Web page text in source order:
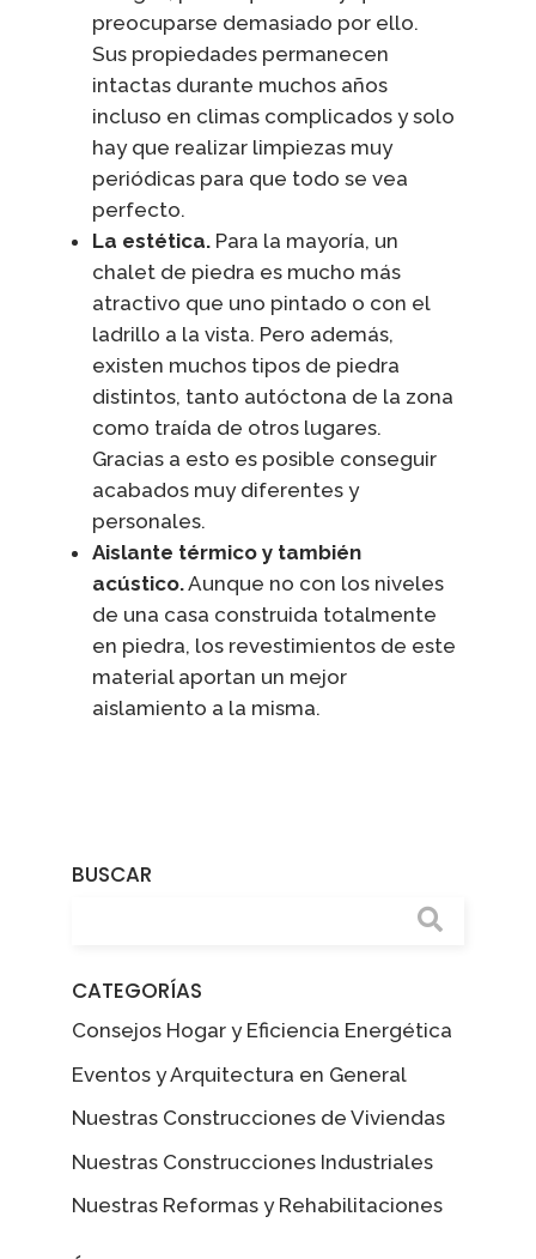
preocuparse demasiado por ello.
Sus propiedades permanecen
intactas durante muchos años
incluso en climas complicados y solo
hay que realizar limpiezas muy
periódicas para que todo se vea
perfecto.
La estética.Para la mayoría, un
chalet de piedra es mucho más
atractivo que uno pintado o con el
ladrillo a la vista. Pero además,
existen muchos tipos de piedra
distintos, tanto autóctona de la zona
como traída de otros lugares.
Gracias a esto es posible conseguir
acabados muy diferentes y
personales.
Aislante térmico y también
acústico.Aunque no con los niveles
de una casa construida totalmente
en piedra, los revestimientos de este
material aportan un mejor
aislamiento a la misma.
BUSCAR
CATEGORÍAS
Consejos Hogar y Eficiencia Energética
Eventos y Arquitectura en General
Nuestras Construcciones de Viviendas
Nuestras Construcciones Industriales
Nuestras Reformas y Rehabilitaciones